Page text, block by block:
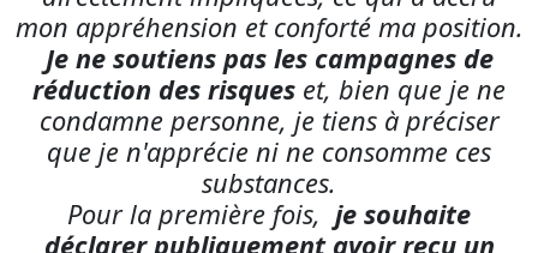
substances.
Pour la première fois,je souhaite
déclarer publiquement avoir reçu un
diagnostic d'autisme il y a quelques
années.Cette découverte a été
fondamentale pour moi, car elle a éclairé
de nombreux aspects de ma vie et m'a